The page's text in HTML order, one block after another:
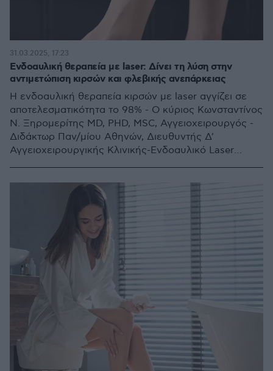
Ενδοαυλική θεραπεία με laser: Δίνει τη λύση στην
αντιμετώπιση κιρσών και φλεβικής ανεπάρκειας
Η ενδοαυλική θεραπεία κιρσών με laser αγγίζει σε
αποτελεσματικότητα το 98% - Ο κύριος Κωνσταντίνος
Ν. Ξηρομερίτης MD, PHD, MSC, Αγγειοχειρουργός -
Διδάκτωρ Παν/μίου Αθηνών, Διευθυντής Δ'
Αγγειοχειρουργικής Κλινικής-Ενδοαυλικό Laser
31.03.2025, 17:23